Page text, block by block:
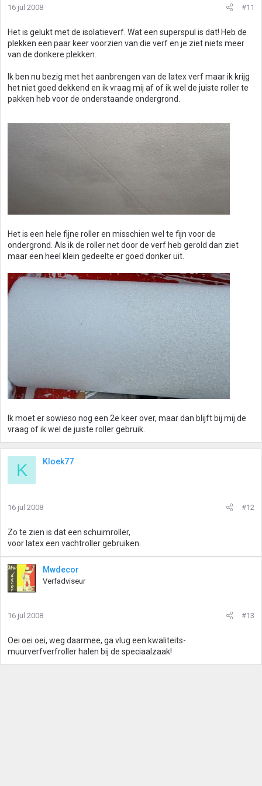
16 jul 2008 #11
Het is gelukt met de isolatieverf. Wat een superspul is dat! Heb de
plekken een paar keer voorzien van die verf en je ziet niets meer
van de donkere plekken.
Ik ben nu bezig met het aanbrengen van de latex verf maar ik krijg
het niet goed dekkend en ik vraag mij af of ik wel de juiste roller te
pakken heb voor de onderstaande ondergrond.
Het is een hele fijne roller en misschien wel te fijn voor de
ondergrond. Als ik de roller net door de verf heb gerold dan ziet
maar een heel klein gedeelte er goed donker uit.
Ik moet er sowieso nog een 2e keer over, maar dan blijft bij mij de
vraag of ik wel de juiste roller gebruik.
K Kloek77
16 jul 2008 #12
Zo te zien is dat een schuimroller,
voor latex een vachtroller gebruiken.
Mwdecor
Verfadviseur
16 jul 2008 #13
Oei oei oei, weg daarmee, ga vlug een kwaliteits-
muurverfverfroller halen bij de speciaalzaak!